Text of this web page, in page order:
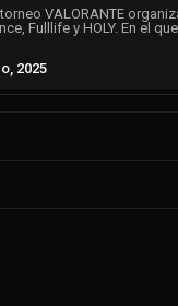
VALORANTE
Fulllife y HOLY. En el
2025